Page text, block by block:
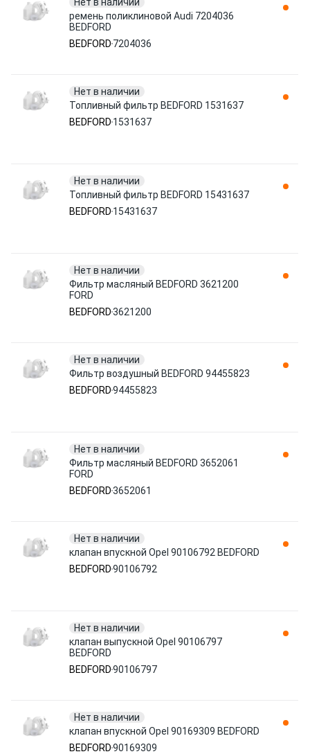
ремень поликлиновой Audi 7204036
BEDFORD
BEDFORD 7204036
Нет в наличии
Топливный фильтр BEDFORD 1531637
BEDFORD 1531637
Нет в наличии
Топливный фильтр BEDFORD 15431637
BEDFORD 15431637
Нет в наличии
Фильтр масляный BEDFORD 3621200
FORD
BEDFORD3621200
Нет в наличии
Фильтр воздушный BEDFORD 94455823
BEDFORD94455823
Нет в наличии
Фильтр масляный BEDFORD 3652061
FORD
BEDFORD3652061
Нет в наличии
клапан впускной Opel 90106792 BEDFORD
BEDFORD90106792
Нет в наличии
клапан выпускной Opel 90106797
BEDFORD
BEDFORD90106797
Нет в наличии
клапан впускной Opel 90169309 BEDFORD
BEDFORD90169309